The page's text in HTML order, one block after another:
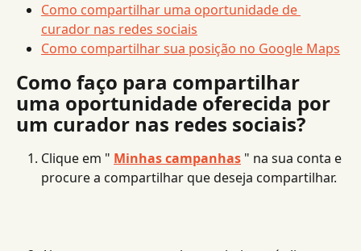
Como compartilhar uma oportunidade de
curador nas redes sociais
Como compartilhar sua posição no Google Maps
Como faço para compartilhar
uma oportunidade oferecida por
um curador nas redes sociais?
Clique em " Minhas campanhas " na sua conta e
procure a compartilhar que deseja compartilhar.